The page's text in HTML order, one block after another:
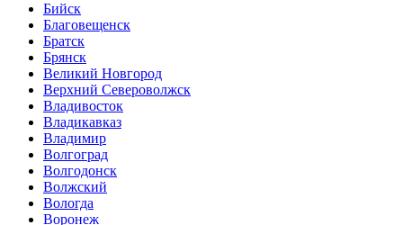
Бийск
Благовещенск
Братск
Брянск
Великий Новгород
Верхний Североволжск
Владивосток
Владикавказ
Владимир
Волгоград
Волгодонск
Волжский
Вологда
Воронеж